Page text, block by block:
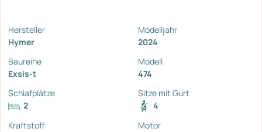
Hersteller
Hymer
Modelljahr
2024
Baureihe
Exsis-t
Modell
474
Schlafplätze
2
Sitze mit Gurt
4
Kraftstoff
Motor